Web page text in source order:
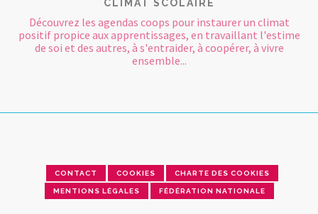
CLIMAT SCOLAIRE
Découvrez les agendas coops pour instaurer un climat
positif propice aux apprentissages, en travaillant l'estime
de soi et des autres, à s'entraider, à coopérer, à vivre
ensemble...
CONTACT COOKIES CHARTE DES COOKIES
MENTIONS LÉGALES FÉDÉRATION NATIONALE